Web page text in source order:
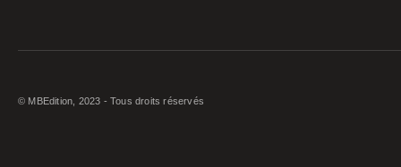
© MBEdition, 2023 - Tous droits réservés